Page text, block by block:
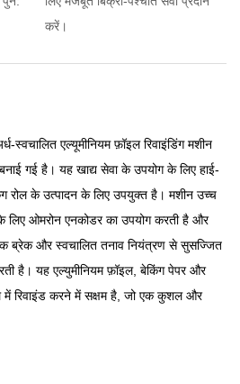
करें।
स्वचालित एल्यूमीनियम फ़ॉइल रिवाइंडिंग मशीन
गई है। यह खाद्य सेवा के उपयोग के लिए हाई-
रोल के उत्पादन के लिए उपयुक्त है। मशीन उच्च
ओमरोन एनकोडर का उपयोग करती है और
ब्रेक और स्वचालित तनाव नियंत्रण से सुसज्जित
है। यह एल्युमीनियम फ़ॉइल, बेकिंग पेपर और
में रिवाइंड करने में सक्षम है, जो एक कुशल और